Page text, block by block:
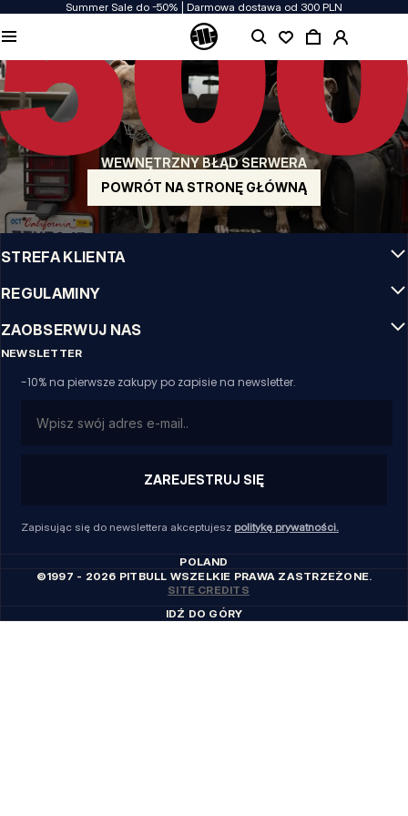
Summer Sale do -50% | Darmowa dostawa od 300 PLN
WEWNĘTRZNY BŁĄD SERWERA
POWRÓT NA STRONĘ GŁÓWNĄ
JAKOŚĆ TO DLA NAS PRIORYTET
Naszą odzież produkujemy z pasją! Nie idziemy na kompromis w kwestiach
wytrzymałości, długowieczności materiałów i dbałości o detal.
US ORIGIN
Nasze korzenie sięgają San Diego z poczatku lat 90-tych XX wieku. Nasz styl jest
surowy, autentyczny i stanowczy.
MARKA Z CHARAKTEREM
Nasze kolekcje wybierają sportowcy, fighterzy i uparci indywidualiści.
INFO
STREFA KLIENTA
REGULAMINY
ZAOBSERWUJ NAS
NEWSLETTER
-10% na pierwsze zakupy po zapisie na newsletter.
ZAREJESTRUJ SIĘ
Zapisując się do newslettera akceptujesz politykę prywatności.
POLAND
©1997 - 2026 PITBULL WSZELKIE PRAWA ZASTRZEŻONE.
SITE CREDITS
IDŹ DO GÓRY